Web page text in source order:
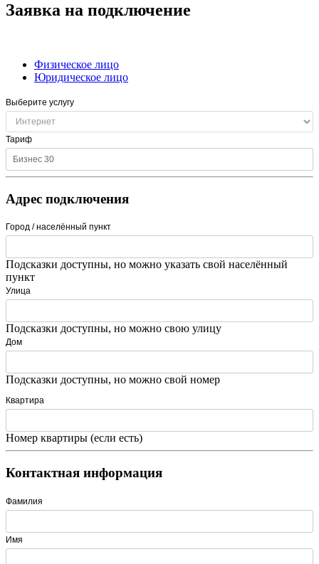
Заявка на подключение
Физическое лицо
Юридическое лицо
Выберите услугу
Тариф
Адрес подключения
Город / населённый пункт
Подсказки доступны, но можно указать свой населённый
пункт
Улица
Подсказки доступны, но можно свою улицу
Дом
Подсказки доступны, но можно свой номер
Квартира
Номер квартиры (если есть)
Контактная информация
Фамилия
Имя